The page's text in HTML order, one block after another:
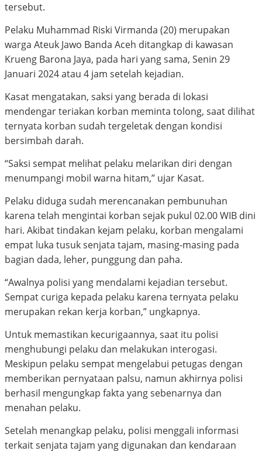
tersebut.
Pelaku Muhammad Riski Virmanda (20) merupakan
warga Ateuk Jawo Banda Aceh ditangkap di kawasan
Krueng Barona Jaya, pada hari yang sama, Senin 29
Januari 2024 atau 4 jam setelah kejadian.
Kasat mengatakan, saksi yang berada di lokasi
mendengar teriakan korban meminta tolong, saat dilihat
ternyata korban sudah tergeletak dengan kondisi
bersimbah darah.
“Saksi sempat melihat pelaku melarikan diri dengan
menumpangi mobil warna hitam,” ujar Kasat.
Pelaku diduga sudah merencanakan pembunuhan
karena telah mengintai korban sejak pukul 02.00 WIB dini
hari. Akibat tindakan kejam pelaku, korban mengalami
empat luka tusuk senjata tajam, masing-masing pada
bagian dada, leher, punggung dan paha.
“Awalnya polisi yang mendalami kejadian tersebut.
Sempat curiga kepada pelaku karena ternyata pelaku
merupakan rekan kerja korban,” ungkapnya.
Untuk memastikan kecurigaannya, saat itu polisi
menghubungi pelaku dan melakukan interogasi.
Meskipun pelaku sempat mengelabui petugas dengan
memberikan pernyataan palsu, namun akhirnya polisi
berhasil mengungkap fakta yang sebenarnya dan
menahan pelaku.
Setelah menangkap pelaku, polisi menggali informasi
terkait senjata tajam yang digunakan dan kendaraan